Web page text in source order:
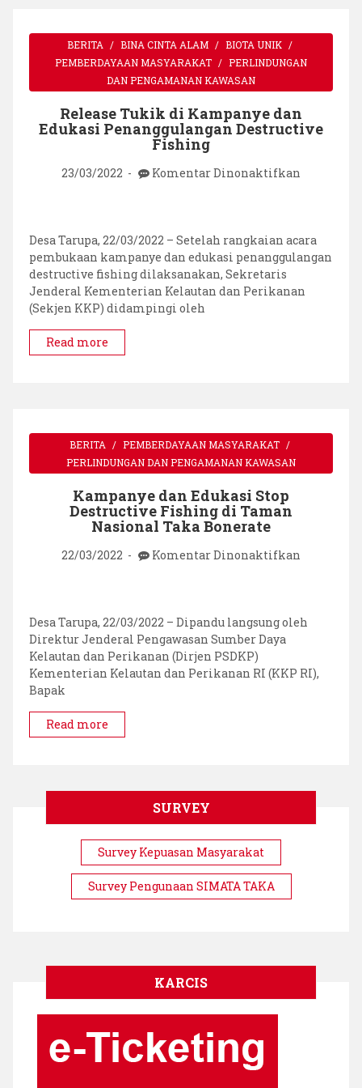
BERITA BINA CINTA ALAM
BIOTA UNIK
PEMBERDAYAAN MASYARAKAT
PERLINDUNGAN
DAN PENGAMANAN KAWASAN
Release Tukik di Kampanye dan
Edukasi Penanggulangan Destructive
Fishing
23/03/2022 Komentar Dinonaktifkan
Kampanye
dan
Desa Tarupa, 22/03/2022 – Setelah rangkaian acara
pembukaan kampanye dan edukasi penanggulangan
destructive fishing dilaksanakan, Sekretaris
Jenderal Kementerian Kelautan dan Perikanan
(Sekjen KKP) didampingi oleh
Read more
BERITA
PEMBERDAYAAN MASYARAKAT
PERLINDUNGAN DAN PENGAMANAN KAWASAN
Kampanye dan Edukasi Stop
Destructive Fishing di Taman
Nasional Taka Bonerate
22/03/2022 Komentar Dinonaktifkan
Stop
di
Taman
Desa Tarupa, 22/03/2022 – Dipandu langsung oleh
Direktur Jenderal Pengawasan Sumber Daya
Kelautan dan Perikanan (Dirjen PSDKP)
Kementerian Kelautan dan Perikanan RI (KKP RI),
Bapak
Read more
SURVEY
Survey Kepuasan Masyarakat
Survey Pengunaan SIMATA TAKA
KARCIS